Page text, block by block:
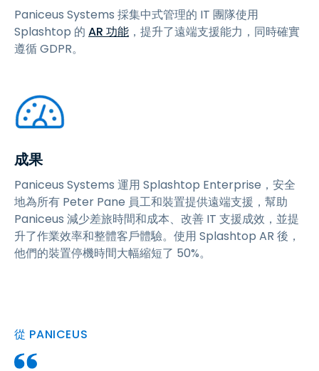
Paniceus Systems 採集中式管理的 IT 團隊使用
Splashtop 的 AR 功能 ，提升了遠端支援能力，同時確實
遵循 GDPR。
成果
Paniceus Systems 運用 Splashtop Enterprise，安全
地為所有 Peter Pane 員工和裝置提供遠端支援，幫助
Paniceus 減少差旅時間和成本、改善 IT 支援成效，並提
升了作業效率和整體客戶體驗。使用 Splashtop AR 後，
他們的裝置停機時間大幅縮短了 50%。
從 PANICEUS